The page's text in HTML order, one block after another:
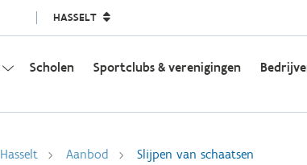
HASSELT
Scholen Sportclubs & verenigingen
Hasselt Aanbod Slijpen van schaatsen